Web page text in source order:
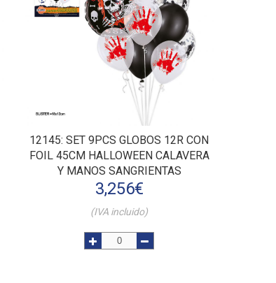
12145: SET 9PCS GLOBOS 12R CON
FOIL 45CM HALLOWEEN CALAVERA
Y MANOS SANGRIENTAS
3,256€
(IVA incluido)